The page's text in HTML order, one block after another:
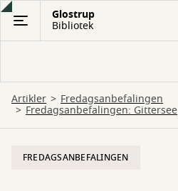
Gå
hovedindhold
Glostrup
Bibliotek
Artikler Fredagsanbefalingen
Fredagsanbefalingen: Gittersee
FREDAGSANBEFALINGEN